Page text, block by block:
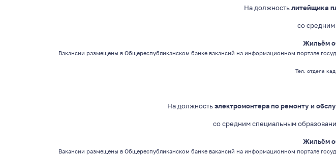
На должностьлитейщика
со средним
Жильём
Вакансии размещены в Общереспубликанском банке вакансий на информационном портале
Тел. отдела
На должностьэлектромонтера по ремонту и
со средним специальным
Жильём
Вакансии размещены в Общереспубликанском банке вакансий на информационном портале